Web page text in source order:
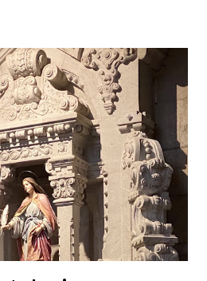
em Viana do Castelo (2019.10.25)
(2019.10.25) Feira Semanal
Feira Semanal em Viana do
em Viana do Castelo